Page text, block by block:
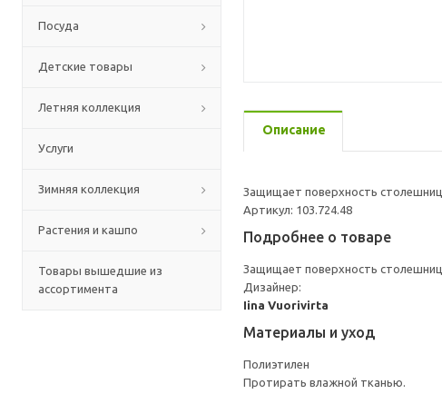
Посуда
Детские товары
Летняя коллекция
Услуги
Зимняя коллекция
Растения и кашпо
Товары вышедшие из
ассортимента
Описание
Защищает поверхность
Артикул: 103.724.48
Подробнее о товаре
Защищает поверхность
Дизайнер:
Iina Vuorivirta
Материалы и уход
Полиэтилен
Протирать влажной тканью.